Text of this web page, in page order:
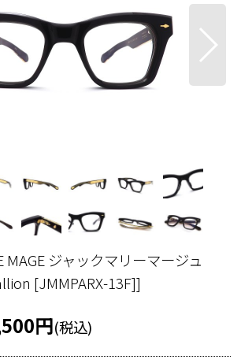
MAGE ジャックマリーマージュ
[JMMPARX-13F]]
円(税込)